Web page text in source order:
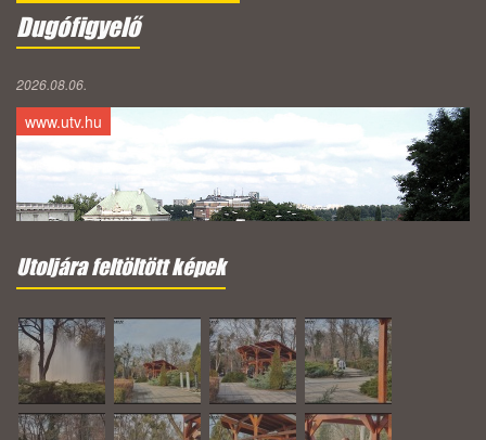
Dugófigyelő
2026.08.06.
www.utv.hu
Utoljára feltöltött képek